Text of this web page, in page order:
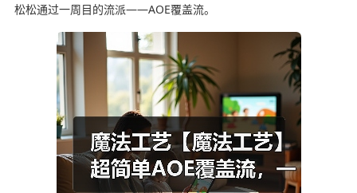
松松通过一周目的流派——AOE覆盖流。